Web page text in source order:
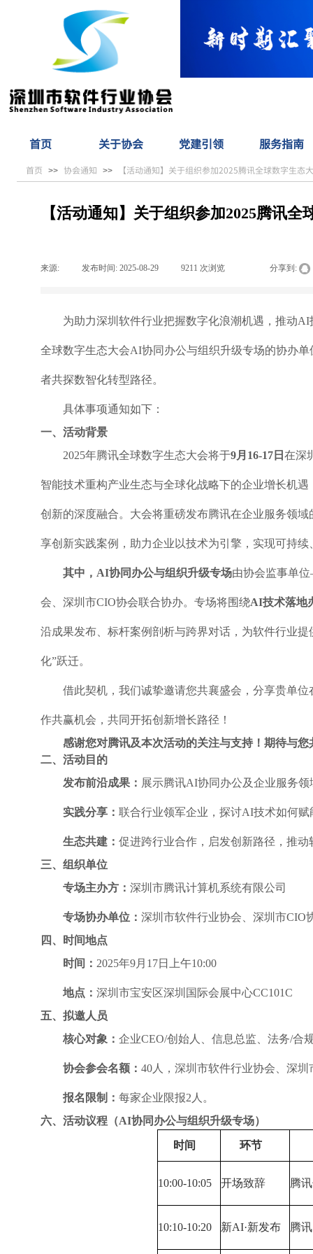
首页 关于协会 党建引领 服务指南
首页 >> 协会通知 >> 【活动通知】关于组织参加2025腾讯全球数字生
【活动通知】关于组织参加2025腾讯
来源: 发布时间: 2025-08-29 9211 次浏览 分享到:
为助力深圳软件行业把握数字化浪潮机遇，推动
全球数字生态大会AI协同办公与组织升级专场的协办
者共探数智化转型路径。
具体事项通知如下：
一、活动背景
2025年腾讯全球数字生态大会将于9月16-17日 在深
智能技术重构产业生态与全球化战略下的企业增长机
创新的深度融合。大会将重磅发布腾讯在企业服务领
享创新实践案例，助力企业以技术为引擎，实现可持
其中，AI协同办公与组织升级专场由协会监事单
会、深圳市CIO协会联合协办。专场将围绕AI技术落地
沿成果发布、标杆案例剖析与跨界对话，为软件行业
化”跃迁。
借此契机，我们诚挚邀请您共襄盛会，分享贵单
作共赢机会，共同开拓创新增长路径！
感谢您对腾讯及本次活动的关注与支持！期待与您
二、活动目的
发布前沿成果 ： 展示腾讯AI协同办公及企业服务
实践分享 ： 联合行业领军企业，探讨AI技术如何
生态共建 ： 促进跨行业合作，启发创新路径，推
三、组织单位
专场主办方 ： 深圳市腾讯计算机系统有限公司
专场协办单位： 深圳市软件行业协会、深圳市CIO
四、时间地点
时间 ： 2025年9月17日上午10:00
地点 ： 深圳市宝安区深圳国际会展中心CC101C
五、拟邀人员
核心对象 ： 企业CEO/创始人、信息总监、法务/合
协会参会名额： 40 人，深圳市软件行业协会、深
报名限制 ： 每家企业限报2人。
六、活动议程（AI协同办公与组织升级专场）
时间 环节
10:00-10:05 开场致辞 腾
10:10-10:20 新AI·新发布 腾